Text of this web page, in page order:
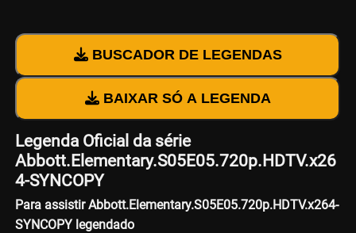
BUSCADOR DE LEGENDAS
BAIXAR SÓ A LEGENDA
Legenda Oficial da série
Abbott.Elementary.S05E05.720p.HDTV.x26
4-SYNCOPY
Para assistir Abbott.Elementary.S05E05.720p.HDTV.x264-
SYNCOPY legendado